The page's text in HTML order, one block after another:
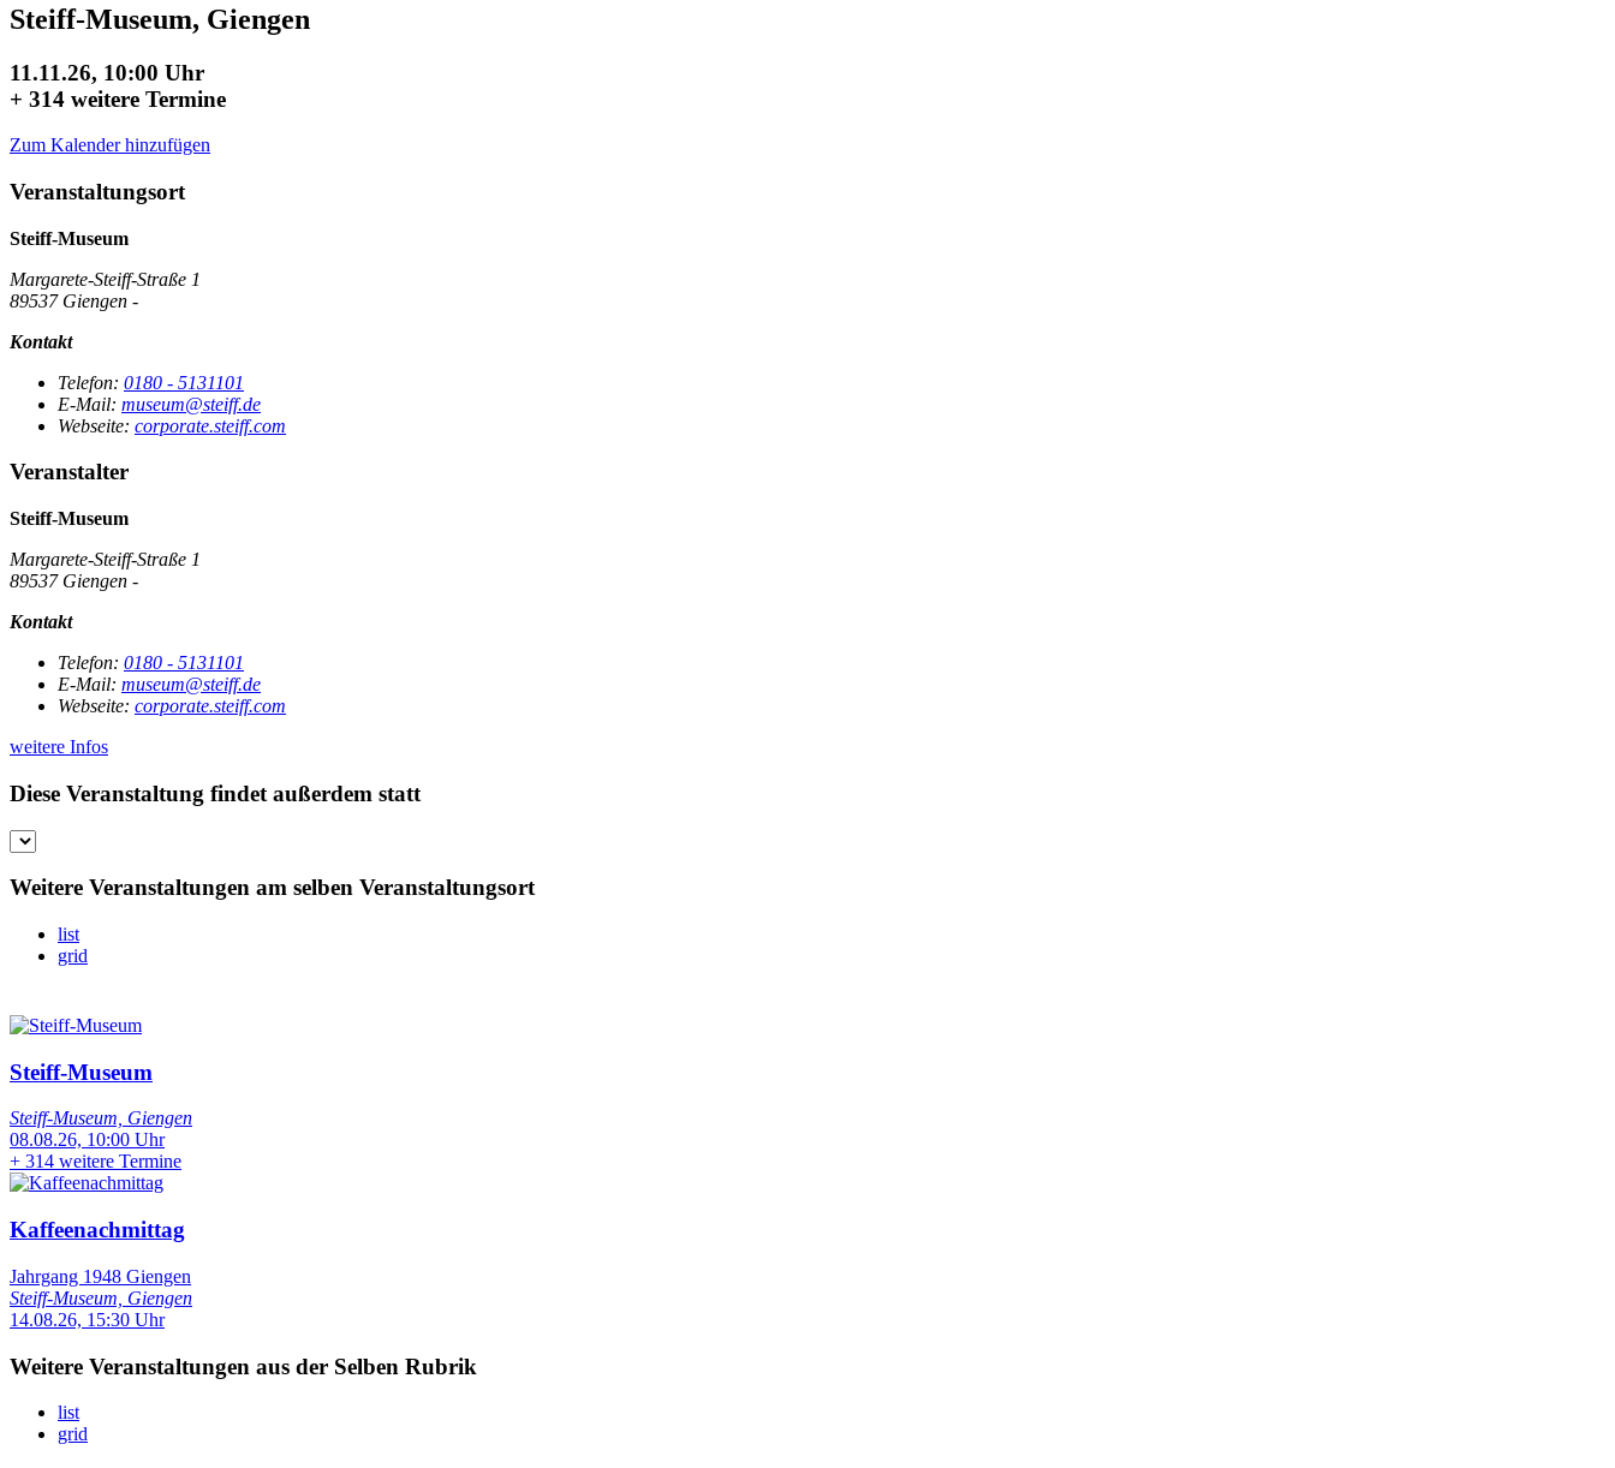
Steiff-Museum, Giengen
11.11.26, 10:00 Uhr
+ 314 weitere Termine
Zum Kalender hinzufügen
Veranstaltungsort
Steiff-Museum
Margarete-Steiff-Straße 1
89537 Giengen -
Kontakt
Telefon: 0180 - 5131101
E-Mail: museum@steiff.de
Webseite: corporate.steiff.com
Veranstalter
Steiff-Museum
Margarete-Steiff-Straße 1
89537 Giengen -
Kontakt
Telefon: 0180 - 5131101
E-Mail: museum@steiff.de
Webseite: corporate.steiff.com
weitere Infos
Diese Veranstaltung findet außerdem statt
Weitere Veranstaltungen am selben Veranstaltungsort
list
grid
Steiff-Museum
Steiff-Museum, Giengen
08.08.26, 10:00 Uhr
+ 314 weitere Termine
Kaffeenachmittag
Jahrgang 1948 Giengen
Steiff-Museum, Giengen
14.08.26, 15:30 Uhr
Weitere Veranstaltungen aus der Selben Rubrik
list
grid